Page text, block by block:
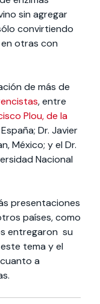
sin agregar
convirtiendo
otras con
de más de
, entre
Plou, de la
España; Dr. Javier
México; y el Dr.
Nacional
presentaciones
países, como
entregaron su
tema y el
a